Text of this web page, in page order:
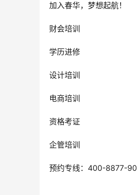
加入春华，梦想起航！
财会培训
学历进修
设计培训
电商培训
资格考证
企管培训
预约专线：400-8877-